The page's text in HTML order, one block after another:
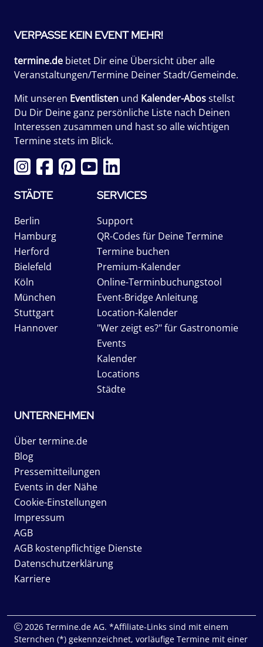
VERPASSE KEIN EVENT MEHR!
termine.de bietet Dir eine Übersicht über alle
Veranstaltungen/Termine Deiner Stadt/Gemeinde.
Mit unseren Eventlisten und Kalender-Abosstellst
Du Dir Deine ganz persönliche Liste nach Deinen
Interessen zusammen und hast so alle wichtigen
Termine stets im Blick.
STÄDTE
Berlin
Hamburg
Herford
Bielefeld
Köln
München
Stuttgart
Hannover
SERVICES
Support
QR-Codes für Deine Termine
Termine buchen
Premium-Kalender
Online-Terminbuchungstool
Event-Bridge Anleitung
Location-Kalender
"Wer zeigt es?" für Gastronomie
Events
Kalender
Locations
Städte
UNTERNEHMEN
Über termine.de
Blog
Pressemitteilungen
Events in der Nähe
Cookie-Einstellungen
Impressum
AGB
AGB kostenpflichtige Dienste
Datenschutzerklärung
Karriere
2026 Termine.de AG. *Affiliate-Links sind mit einem
Sternchen (*) gekennzeichnet, vorläufige Termine mit einer